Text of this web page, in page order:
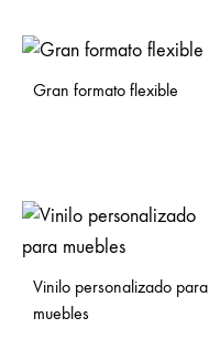
Gran formato flexible
Vinilo personalizado para
muebles